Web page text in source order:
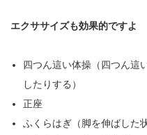
エクササイズも効果的ですよ
四つん這い体操（四つん這
したりする）
正座
ふくらはぎ（脚を伸ばした